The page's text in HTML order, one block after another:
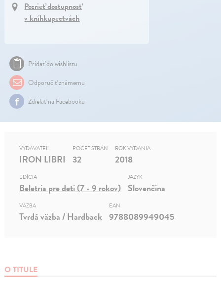
Pozrieť dostupnosť
v kníhkupectvách
Pridať do wishlistu
Odporučiť známemu
Zdielať na Facebooku
O TITULE
VYDAVATEĽ
IRON LIBRI
POČET STRÁN
32
ROK VYDANIA
2018
EDÍCIA
Beletria pre deti (7 - 9 rokov)
JAZYK
Slovenčina
VÄZBA
Tvrdá väzba / Hardback
EAN
9788089949045